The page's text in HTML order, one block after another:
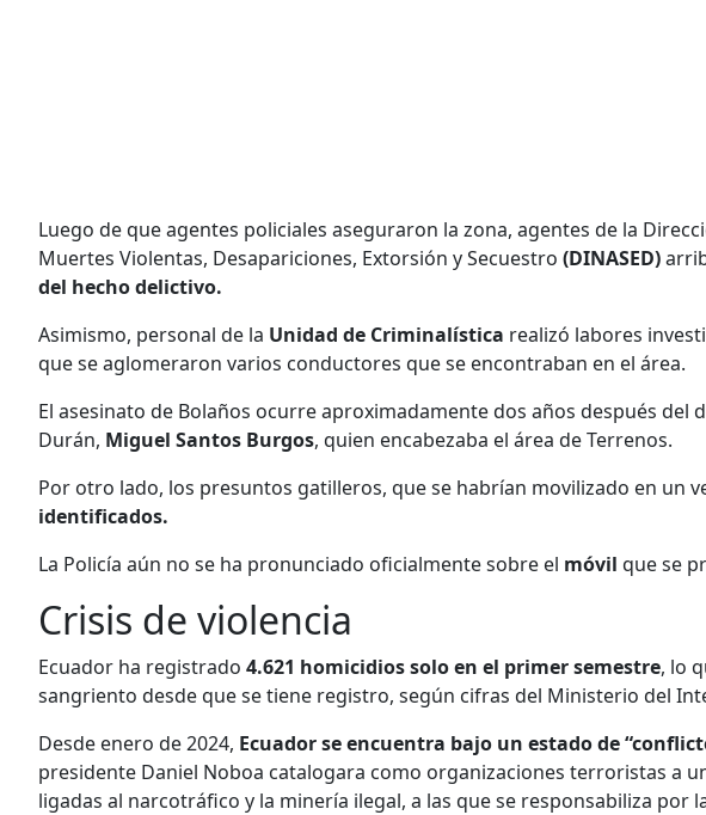
Luego de que agentes policiales aseguraron la zona, agentes de la
Muertes Violentas, Desapariciones, Extorsión y Secuestro (DINASED)
del hecho delictivo.
Asimismo, personal de la Unidad de Criminalística realizó labores
que se aglomeraron varios conductores que se encontraban en el área.
El asesinato de Bolaños ocurre aproximadamente dos años después
Durán, Miguel Santos Burgos, quien encabezaba el área de Terrenos.
Por otro lado, los presuntos gatilleros, que se habrían movilizado en un
identificados.
La Policía aún no se ha pronunciado oficialmente sobre el móvil que se
Crisis de violencia
Ecuador ha registrado 4.621 homicidios solo en el primer semestre, lo
sangriento desde que se tiene registro, según cifras del Ministerio del
Desde enero de 2024, Ecuador se encuentra bajo un estado de
presidente Daniel Noboa catalogara como organizaciones terroristas a
ligadas al narcotráfico y la minería ilegal, a las que se responsabiliza por